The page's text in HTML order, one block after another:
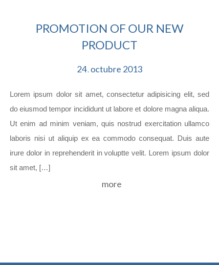
PROMOTION OF OUR NEW
PRODUCT
24. octubre 2013
Lorem ipsum dolor sit amet, consectetur adipisicing elit, sed
do eiusmod tempor incididunt ut labore et dolore magna aliqua.
Ut enim ad minim veniam, quis nostrud exercitation ullamco
laboris nisi ut aliquip ex ea commodo consequat. Duis aute
irure dolor in reprehenderit in voluptte velit. Lorem ipsum dolor
sit amet, […]
more